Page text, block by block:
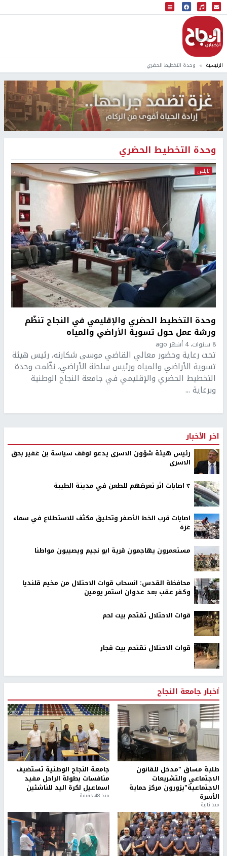
البث المباشر
إذاعة النجاح
الرئيسية وحدة التخطيط الحضري
وحدة التخطيط الحضري
نابلس
وحدة التخطيط الحضري والإقليمي في النجاح تنظّم
ورشة عمل حول تسوية الأراضي والمياه
8 سنوات، 4 أشهر ago
تحت رعاية وحضور معالي القاضي موسى شكارنه، رئيس هيئة
تسوية الأراضي والمياه ورئيس سلطة الأراضي، نظّمت وحدة
التخطيط الحضري والإقليمي في جامعة النجاح الوطنية
وبرعاية ...
اخر الأخبار
رئيس هيئة شؤون الاسرى يدعو لوقف سياسة بن غفير بحق
الاسرى
٣ اصابات اثر تعرضهم للطعن في مدينة الطيبة
اصابات قرب الخط الأصفر وتحليق مكثف للاستطلاع في سماء
غزة
مستعمرون يهاجمون قرية ابو نجيم ويصيبون مواطنا
محافظة القدس: انسحاب قوات الاحتلال من مخيم قلنديا
وكفر عقب بعد عدوان استمر يومين
قوات الاحتلال تقتحم بيت لحم
قوات الاحتلال تقتحم بيت فجار
أخبار جامعة النجاح
طلبة مساق "مدخل للقانون
الاجتماعي والتشريعات
الاجتماعية"يزورون مركز حماية
الأسرة
منذ ثانية
جامعة النجاح الوطنية تستضيف
منافسات بطولة الراحل مفيد
اسماعيل لكرة اليد للناشئين
منذ 48 دقيقة